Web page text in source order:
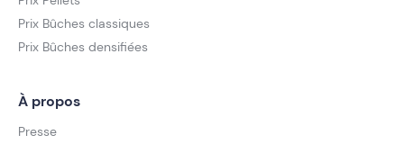
Prix Bûches classiques
Prix Bûches densifiées
À propos
Presse